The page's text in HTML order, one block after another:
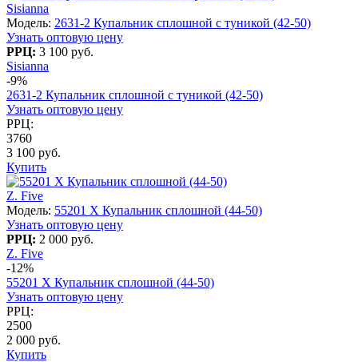
Sisianna
Модель: 2631-2 Купальник сплошной с туникой (42-50)
Узнать оптовую цену
РРЦ: 3 100 руб.
Sisianna
-9%
2631-2 Купальник сплошной с туникой (42-50)
Узнать оптовую цену
РРЦ:
3760
3 100 руб.
Купить
Z. Five
Модель: 55201 X Купальник сплошной (44-50)
Узнать оптовую цену
РРЦ: 2 000 руб.
Z. Five
-12%
55201 X Купальник сплошной (44-50)
Узнать оптовую цену
РРЦ:
2500
2 000 руб.
Купить